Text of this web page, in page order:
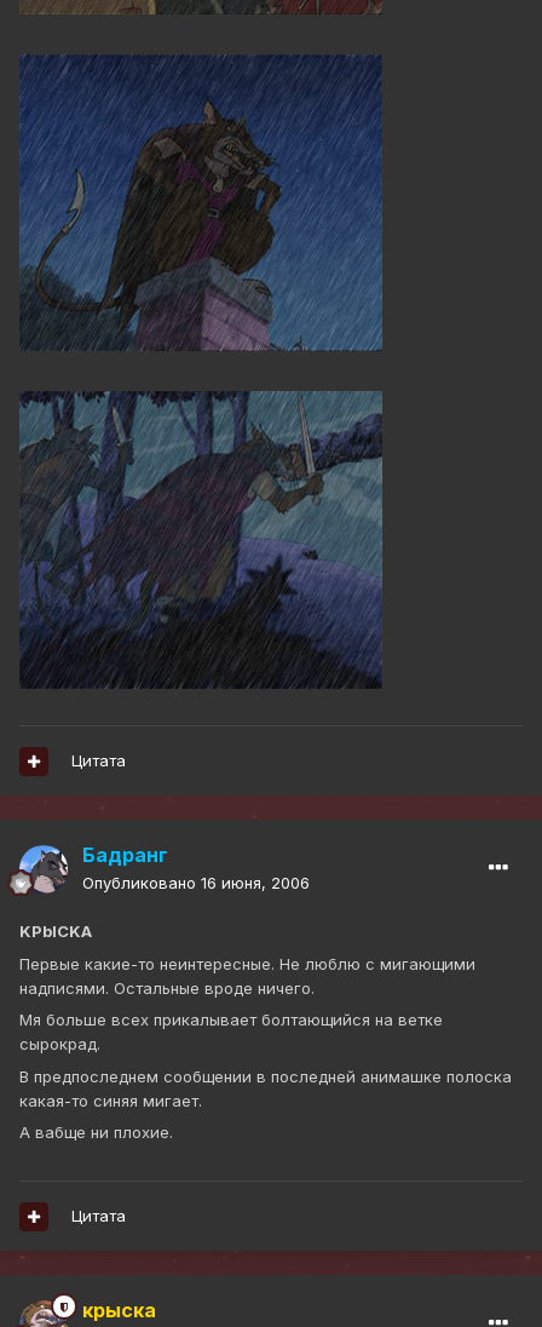
Цитата
Бадранг
Опубликовано 16 июня, 2006
KPbICKA
Первые какие-то неинтересные. Не люблю с мигающими
надписями. Остальные вроде ничего.
Мя больше всех прикалывает болтающийся на ветке
сырокрад.
В предпоследнем сообщении в последней анимашке полоска
какая-то синяя мигает.
А вабще ни плохие.
Цитата
крыска